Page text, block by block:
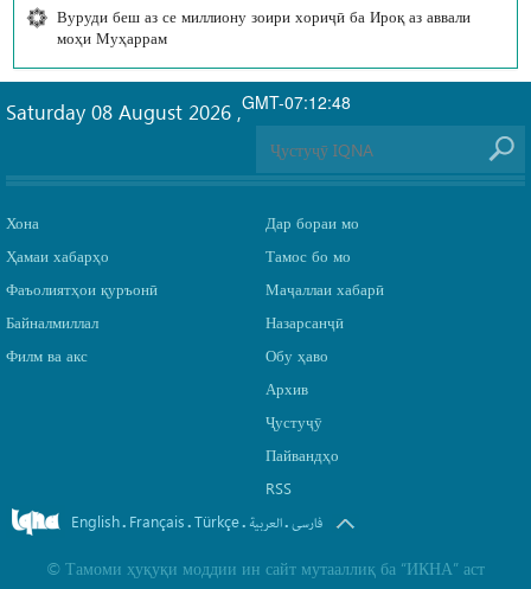
Вуруди беш аз се миллиону зоири хориҷӣ ба Ироқ аз аввали
моҳи Муҳаррам
GMT-07:12:48
Saturday 08 August 2026 ,
Хона
Ҳамаи хабарҳо
Фаъолиятҳои қуръонӣ
Байналмиллал
Филм ва акс
Дар бораи мо
Тамос бо мо
Маҷаллаи хабарӣ
Назарсанҷӣ
Обу ҳаво
Архив
Ҷустуҷӯ
Пайвандҳо
RSS
English. Français.Türkçe. العربیة.فارسی
© Тамоми ҳуқуқи моддии ин сайт мутааллиқ ба “ИКНА” аст